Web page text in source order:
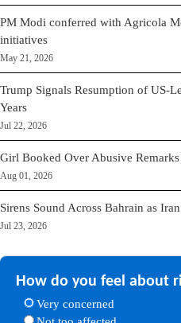
PM Modi conferred with Agricola
initiatives
May 21, 2026
Trump Signals Resumption of US-
Years
Jul 22, 2026
Girl Booked Over Abusive
Aug 01, 2026
Sirens Sound Across Bahrain as
Jul 23, 2026
How do you feel about
Very concerned